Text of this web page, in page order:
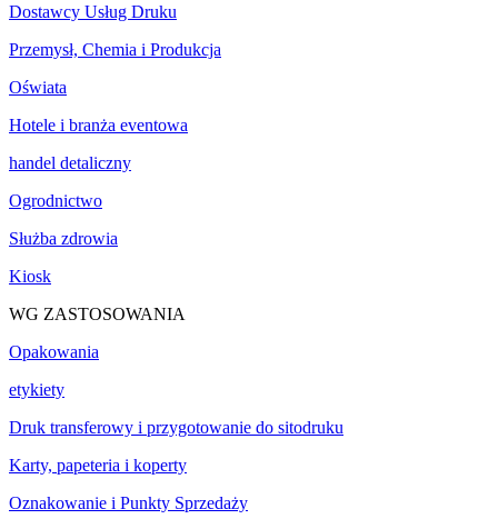
Dostawcy Usług Druku
Przemysł, Chemia i Produkcja
Oświata
Hotele i branża eventowa
handel detaliczny
Ogrodnictwo
Służba zdrowia
Kiosk
WG ZASTOSOWANIA
Opakowania
etykiety
Druk transferowy i przygotowanie do sitodruku
Karty, papeteria i koperty
Oznakowanie i Punkty Sprzedaży